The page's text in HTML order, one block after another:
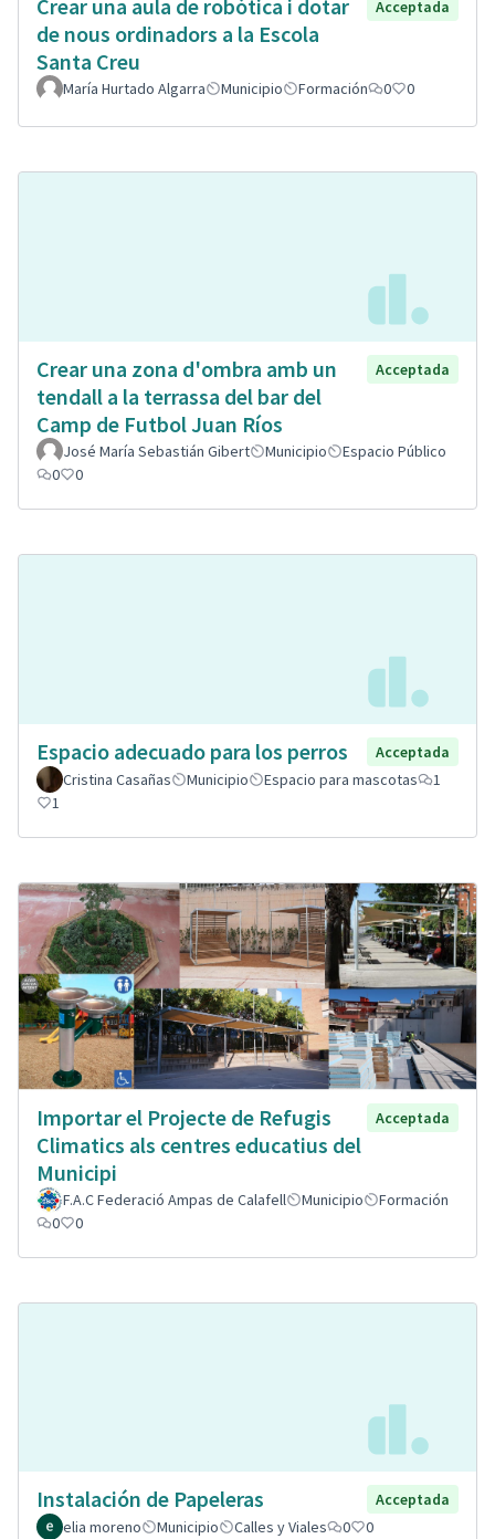
Crear una aula de robòtica i dotar
de nous ordinadors a la Escola
Santa Creu
Acceptada
María Hurtado Algarra Municipio Formación 0 0
Crear una zona d'ombra amb un
tendall a la terrassa del bar del
Camp de Futbol Juan Ríos
Acceptada
José María Sebastián Gibert Municipio
Espacio Público
0
0
Espacio adecuado para los perros
Acceptada
Cristina Casañas
Municipio Espacio para mascotas
1
1
Importar el Projecte de Refugis
Climatics als centres educatius del
Municipi
Acceptada
F.A.C Federació Ampas de Calafell Municipio
Formación
0
0
Instalación de Papeleras
Acceptada
elia moreno
Municipio Calles y Viales 0 0